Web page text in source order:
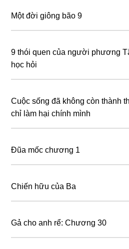
Một đời giông bão 9
9 thói quen của người phương
học hỏi
Cuộc sống đã không còn thành
chỉ làm hại chính mình
Đũa mốc chương 1
Chiến hữu của Ba
Gả cho anh rể: Chương 30